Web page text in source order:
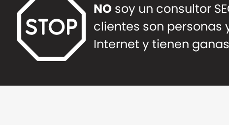
NO soy un consultor
clientes son personas
Internet y tienen